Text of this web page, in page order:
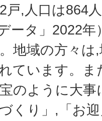
戸,人口は864
ータ」2022年
地域の方々は
ています。ま
のように大
くり」,「お